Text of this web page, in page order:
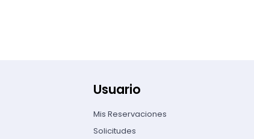
Usuario
Mis Reservaciones
Solicitudes